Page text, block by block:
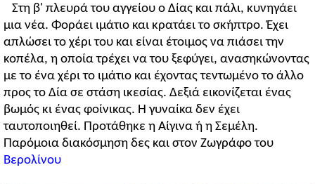
Στη β' πλευρά του αγγείου ο Δίας και πάλι, κυνηγάει
μια νέα. Φοράει ιμάτιο και κρατάει το σκήπτρο. Έχει
απλώσει το χέρι του και είναι έτοιμος να πιάσει την
κοπέλα, η οποία τρέχει να του ξεφύγει, ανασηκώνοντας
με το ένα χέρι το ιμάτιο και έχοντας τεντωμένο το άλλο
προς το Δία σε στάση ικεσίας. Δεξιά εικονίζεται ένας
βωμός κι ένας φοίνικας. Η γυναίκα δεν έχει
ταυτοποιηθεί. Προτάθηκε η Αίγινα ή η Σεμέλη.
Παρόμοια διακόσμηση δες και στον Ζωγράφο του
Βερολίνου